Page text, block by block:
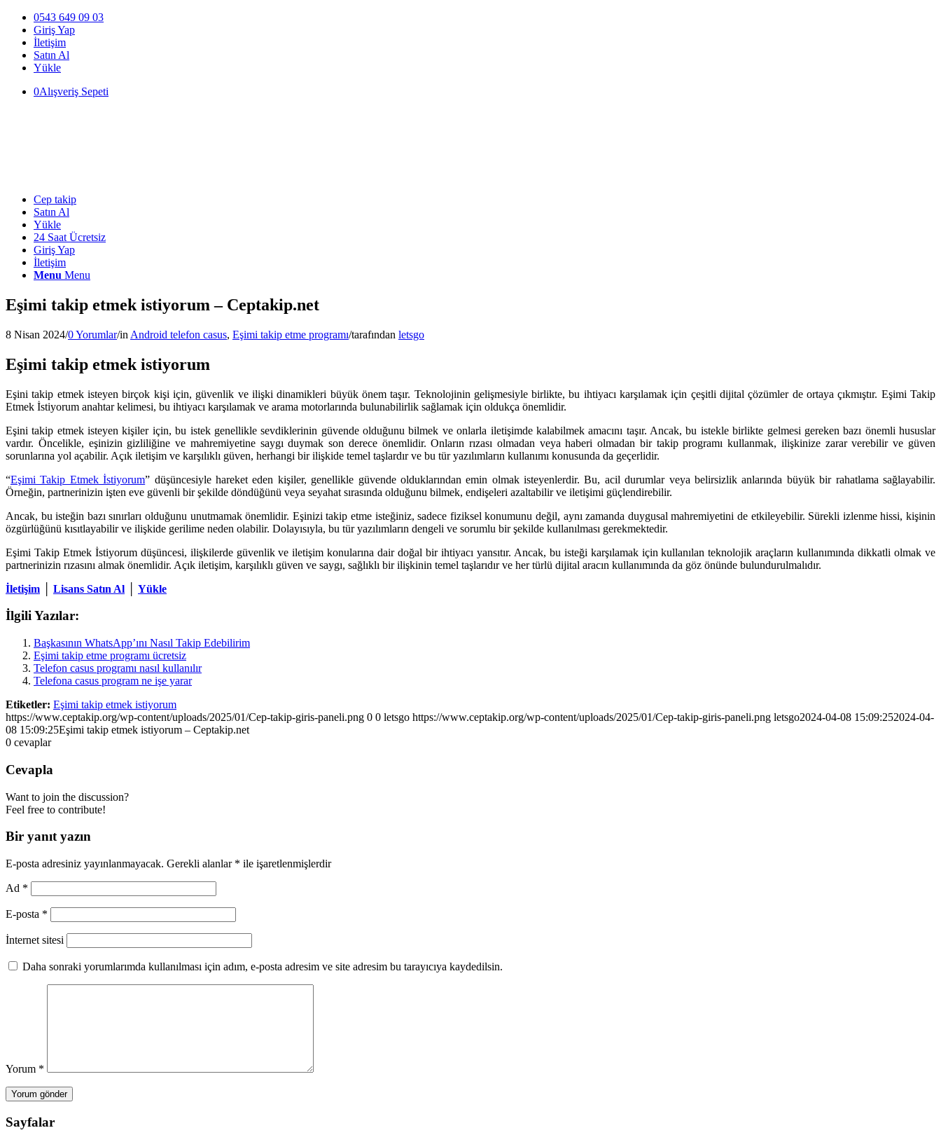
0543 649 09 03
Giriş Yap
İletişim
Satın Al
Yükle
0Alışveriş Sepeti
Cep takip
Satın Al
Yükle
24 Saat Ücretsiz
Giriş Yap
İletişim
Menu Menu
Eşimi takip etmek istiyorum – Ceptakip.net
8 Nisan 2024/0 Yorumlar/in Android telefon casus, Eşimi takip etme programı/tarafından letsgo
Eşimi takip etmek istiyorum
Eşini takip etmek isteyen birçok kişi için, güvenlik ve ilişki dinamikleri büyük önem taşır. Teknolojinin gelişmesiyle birlikte, bu ihtiyacı karşılamak için çeşitli dijital çözümler de ortaya çıkmıştır. Eşimi Takip
Etmek İstiyorum anahtar kelimesi, bu ihtiyacı karşılamak ve arama motorlarında bulunabilirlik sağlamak için oldukça önemlidir.
Eşini takip etmek isteyen kişiler için, bu istek genellikle sevdiklerinin güvende olduğunu bilmek ve onlarla iletişimde kalabilmek amacını taşır. Ancak, bu istekle birlikte gelmesi gereken bazı önemli hususlar
vardır. Öncelikle, eşinizin gizliliğine ve mahremiyetine saygı duymak son derece önemlidir. Onların rızası olmadan veya haberi olmadan bir takip programı kullanmak, ilişkinize zarar verebilir ve güven
sorunlarına yol açabilir. Açık iletişim ve karşılıklı güven, herhangi bir ilişkide temel taşlardır ve bu tür yazılımların kullanımı konusunda da geçerlidir.
“Eşimi Takip Etmek İstiyorum” düşüncesiyle hareket eden kişiler, genellikle güvende olduklarından emin olmak isteyenlerdir. Bu, acil durumlar veya belirsizlik anlarında büyük bir rahatlama sağlayabilir.
Örneğin, partnerinizin işten eve güvenli bir şekilde döndüğünü veya seyahat sırasında olduğunu bilmek, endişeleri azaltabilir ve iletişimi güçlendirebilir.
Ancak, bu isteğin bazı sınırları olduğunu unutmamak önemlidir. Eşinizi takip etme isteğiniz, sadece fiziksel konumunu değil, aynı zamanda duygusal mahremiyetini de etkileyebilir. Sürekli izlenme hissi, kişinin
özgürlüğünü kısıtlayabilir ve ilişkide gerilime neden olabilir. Dolayısıyla, bu tür yazılımların dengeli ve sorumlu bir şekilde kullanılması gerekmektedir.
Eşimi Takip Etmek İstiyorum düşüncesi, ilişkilerde güvenlik ve iletişim konularına dair doğal bir ihtiyacı yansıtır. Ancak, bu isteği karşılamak için kullanılan teknolojik araçların kullanımında dikkatli olmak ve
partnerinizin rızasını almak önemlidir. Açık iletişim, karşılıklı güven ve saygı, sağlıklı bir ilişkinin temel taşlarıdır ve her türlü dijital aracın kullanımında da göz önünde bulundurulmalıdır.
İletişim
Lisans Satın Al Yükle
İlgili Yazılar:
Başkasının WhatsApp’ını Nasıl Takip Edebilirim
Eşimi takip etme programı ücretsiz
Telefon casus programı nasıl kullanılır
Telefona casus program ne işe yarar
Etiketler: Eşimi takip etmek istiyorum
https://www.ceptakip.org/wp-content/uploads/2025/01/Cep-takip-giris-paneli.png 0 0 letsgo https://www.ceptakip.org/wp-content/uploads/2025/01/Cep-takip-giris-paneli.png letsgo2024-04-08 15:09:252024-04-
08 15:09:25Eşimi takip etmek istiyorum – Ceptakip.net
0 cevaplar
Cevapla
Want to join the discussion?
Feel free to contribute!
Bir yanıt yazın
E-posta adresiniz yayınlanmayacak. Gerekli alanlar * ile işaretlenmişlerdir
Ad *
E-posta *
İnternet sitesi
Daha sonraki yorumlarımda kullanılması için adım, e-posta adresim ve site adresim bu tarayıcıya kaydedilsin.
Yorum *
Sayfalar